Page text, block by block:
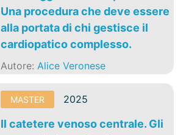
Una procedura che deve essere
alla portata di chi gestisce il
cardiopatico complesso.
Autore:Alice Veronese
MASTER 2025
Il catetere venoso centrale. Gli